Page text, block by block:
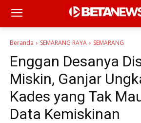
Beranda SEMARANG RAYA SEMARANG
Enggan Desanya
Miskin, Ganjar
Kades yang Tak
Data Kemiskinan